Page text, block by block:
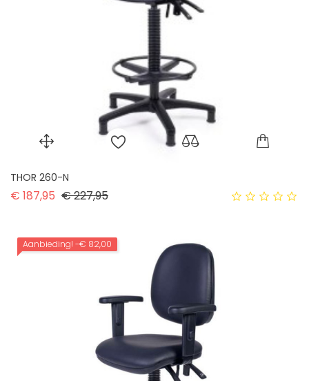
THOR 260-N
€ 187,95 Normale prijs
€ 227,95Prijs
Aanbieding! -€ 82,00